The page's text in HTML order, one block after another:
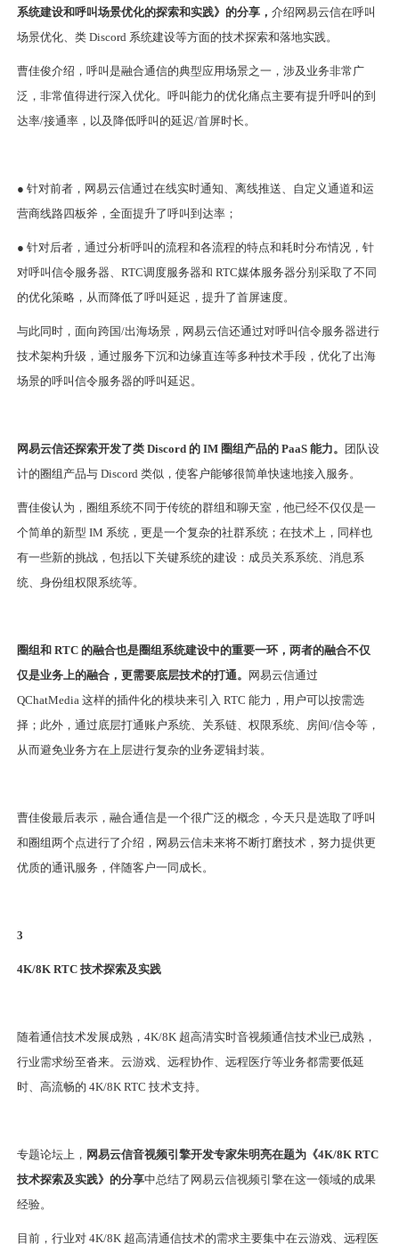
系统建设和呼叫场景优化的探索和实践》的分享，介绍网易云信在呼叫
场景优化、类 Discord 系统建设等方面的技术探索和落地实践。
曹佳俊介绍，呼叫是融合通信的典型应用场景之一，涉及业务非常广
泛，非常值得进行深入优化。呼叫能力的优化痛点主要有提升呼叫的到
达率/接通率，以及降低呼叫的延迟/首屏时长。
●针对前者，网易云信通过在线实时通知、离线推送、自定义通道和运
营商线路四板斧，全面提升了呼叫到达率；
●针对后者，通过分析呼叫的流程和各流程的特点和耗时分布情况，针
对呼叫信令服务器、RTC调度服务器和 RTC媒体服务器分别采取了不同
的优化策略，从而降低了呼叫延迟，提升了首屏速度。
与此同时，面向跨国/出海场景，网易云信还通过对呼叫信令服务器进行
技术架构升级，通过服务下沉和边缘直连等多种技术手段，优化了出海
场景的呼叫信令服务器的呼叫延迟。
网易云信还探索开发了类 Discord 的 IM 圈组产品的 PaaS 能力。
团队设
计的圈组产品与 Discord 类似，使客户能够很简单快速地接入服务。
曹佳俊认为，圈组系统不同于传统的群组和聊天室，他已经不仅仅是一
个简单的新型 IM 系统，更是一个复杂的社群系统；在技术上，同样也
有一些新的挑战，包括以下关键系统的建设：成员关系系统、消息系
统、身份组权限系统等。
圈组和 RTC 的融合也是圈组系统建设中的重要一环，两者的融合不仅
仅是业务上的融合，更需要底层技术的打通。
网易云信通过
QChatMedia 这样的插件化的模块来引入 RTC 能力，用户可以按需选
择；此外，通过底层打通账户系统、关系链、权限系统、房间/信令等，
从而避免业务方在上层进行复杂的业务逻辑封装。
曹佳俊最后表示，融合通信是一个很广泛的概念，今天只是选取了呼叫
和圈组两个点进行了介绍，网易云信未来将不断打磨技术，努力提供更
优质的通讯服务，伴随客户一同成长。
3
4K/8K RTC 技术探索及实践
随着通信技术发展成熟，4K/8K 超高清实时音视频通信技术业已成熟，
行业需求纷至沓来。云游戏、远程协作、远程医疗等业务都需要低延
时、高流畅的 4K/8K RTC 技术支持。
专题论坛上， 网易云信音视频引擎开发专家朱明亮在题为《4K/8K RTC
技术探索及实践》的分享中总结了网易云信视频引擎在这一领域的成果
经验。
目前，行业对 4K/8K 超高清通信技术的需求主要集中在云游戏、远程医